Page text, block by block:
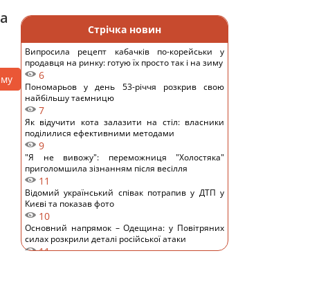
Стрічка новин
Випросила рецепт кабачків по-корейськи у
продавця на ринку: готую їх просто так і на зиму
6
Пономарьов у день 53-річчя розкрив свою
найбільшу таємницю
7
Як відучити кота залазити на стіл: власники
поділилися ефективними методами
9
"Я не вивожу": переможниця "Холостяка"
приголомшила зізнанням після весілля
11
Відомий український співак потрапив у ДТП у
Києві та показав фото
10
Основний напрямок – Одещина: у Повітряних
силах розкрили деталі російської атаки
11